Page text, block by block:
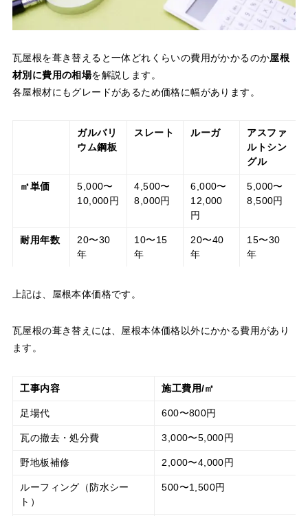
瓦屋根を葺き替えると一体どれくらいの費用がかかるのか屋根
材別に費用の相場を解説します。
各屋根材にもグレードがあるため価格に幅があります。
ガルバリ
ウム鋼板
スレート ルーガ
アスファ
ルトシン
グル
㎡単価
5,000〜
10,000円
4,500〜
8,000円
6,000〜
12,000
円
5,000〜
8,500円
耐用年数
20〜30
年
10〜15
年
20〜40
年
15〜30
年
上記は、屋根本体価格です。
瓦屋根の葺き替えには、屋根本体価格以外にかかる費用があり
ます。
工事内容 施工費用/㎡
足場代 600〜800円
瓦の撤去・処分費 3,000〜5,000円
野地板補修 2,000〜4,000円
ルーフィング（防水シー
ト）
500〜1,500円